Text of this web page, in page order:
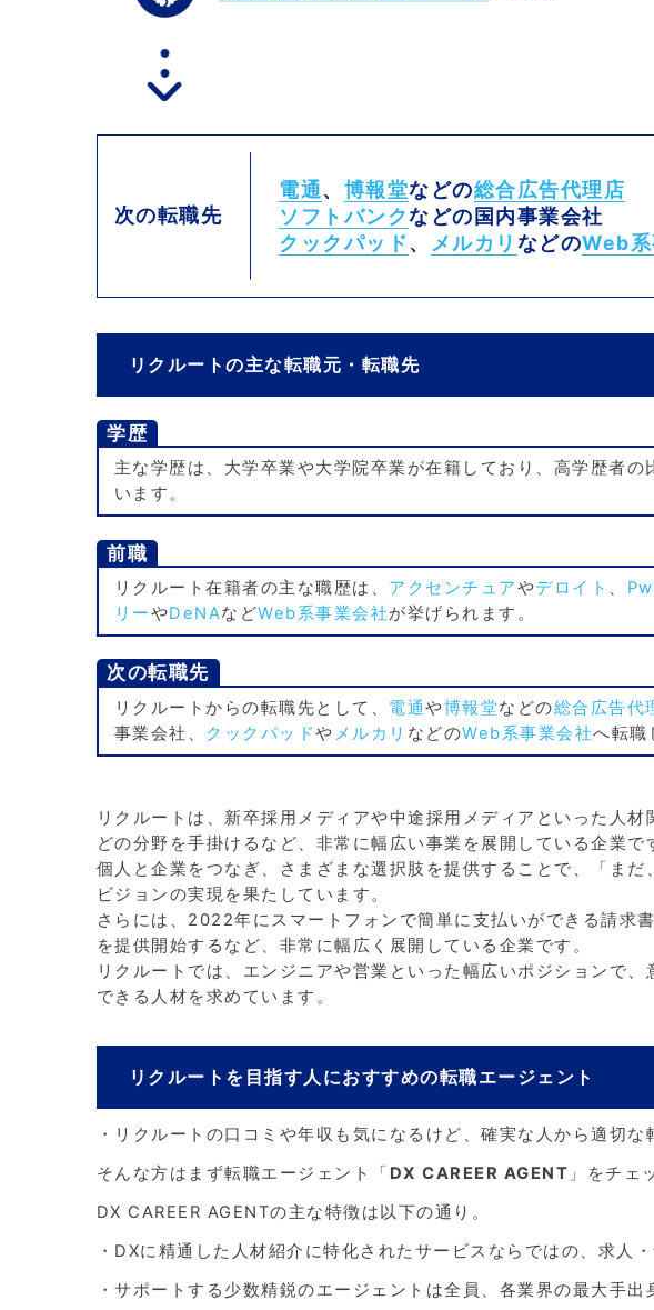
次の転職先
電通、 博報堂などの総合広告代理店
ソフトバンクなどの国内事業会社
クックパッド、 メルカリ などのWeb
リクルートの主な転職元・転職先
学歴
主な学歴は、大学卒業や大学院卒業が在籍しており、高学歴者の
います。
前職
リクルート在籍者の主な職歴は、 アクセンチュアやデロイト 、
リーやDeNAなどWeb系事業会社が挙げられます。
次の転職先
リクルートからの転職先として、 電通や博報堂などの総合広告代
事業会社、 クックパッドや メルカリ などのWeb系事業会社へ転職
リクルートは、新卒採用メディアや中途採用メディアといった人
どの分野を手掛けるなど、非常に幅広い事業を展開している企業で
個人と企業をつなぎ、さまざまな選択肢を提供することで、「まだ
ビジョンの実現を果たしています。
さらには、2022年にスマートフォンで簡単に支払いができる請求
を提供開始するなど、非常に幅広く展開している企業です。
リクルートでは、エンジニアや営業といった幅広いポジションで
できる人材を求めています。
リクルートを目指す人におすすめの転職エージェント
・リクルートの口コミや年収も気になるけど、確実な人から適切な
そんな方はまず転職エージェント「 DX CAREER AGENT 」をチェ
DX CAREER AGENTの主な特徴は以下の通り。
・DXに精通した人材紹介に特化されたサービスならではの、求人
・サポートする少数精鋭のエージェントは全員、各業界の最大手出